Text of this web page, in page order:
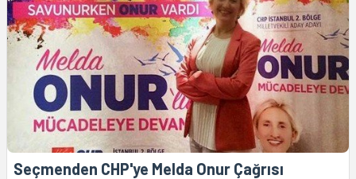
Seçmenden CHP'ye Melda Onur Çağrısı